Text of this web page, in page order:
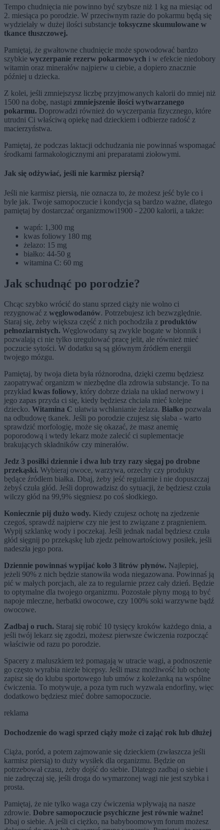
Tempo chudnięcia nie powinno być szybsze niż 1 kg na miesiąc od
2. miesiąca po porodzie. W przeciwnym razie do pokarmu będą się
wydzielały w dużej ilości substancje toksyczne skumulowane w
tkance tłuszczowej.
Pamiętaj, że gwałtowne chudnięcie może spowodować bardzo
szybkie wyczerpanie rezerw pokarmowych i w efekcie niedobory
witamin oraz minerałów najpierw u ciebie, a dopiero znacznie
później u dziecka.
Z kolei, jeśli zmniejszysz liczbę przyjmowanych kalorii do mniej niż
1500 na dobę, nastąpi zmniejszenie ilości wytwarzanego
pokarmu. Doprowadzi również do wyczerpania fizycznego, które
utrudni Ci właściwą opiekę nad dzieckiem i odbierze radość z
macierzyństwa.
Pamiętaj, że podczas laktacji odchudzania nie powinnaś wspomagać
środkami farmakologicznymi ani preparatami ziołowymi.
Jak się odżywiać, jeśli nie karmisz piersią?
Jeśli nie karmisz piersią, nie oznacza to, że możesz jeść byle co i
byle jak. Twoje samopoczucie i kondycja są bardzo ważne, dlatego
pamiętaj by dostarczać organizmowi1900 - 2200 kalorii, a także:
wapń: 1,300 mg
kwas foliowy 180 mg
żelazo: 15 mg
białko: 44-50 g
witamina C: 60 mg
Jak schudnąć po porodzie?
Chcąc szybko wrócić do stanu sprzed ciąży nie wolno ci
rezygnować z węglowodanów. Potrzebujesz ich bezwzględnie.
Staraj się, żeby większa część z nich pochodziła z produktów
pełnoziarnistych. Węglowodany są zwykle bogate w błonnik i
pozwalają ci nie tylko uregulować pracę jelit, ale również mieć
poczucie sytości. W dodatku są są głównym źródłem energii
twojego mózgu.
Pamiętaj, by twoja dieta była różnorodna, dzięki czemu będziesz
zaopatrywać organizm w niezbędne dla zdrowia substancje. To na
przykład kwas foliowy, który dobrze działa na układ nerwowy i
jego zapas przyda ci się, kiedy będziesz chciała mieć kolejne
dziecko. Witamina C ułatwia wchłanianie żelaza. Białko pozwala
na odbudowę tkanek. Jeśli po porodzie czujesz się słaba - warto
sprawdzić morfologię, może się okazać, że masz anemię
poporodową i wtedy lekarz może zalecić ci suplementacje
brakujących składników czy minerałów.
Jedz 3 posiłki dziennie i dwa lub trzy razy sięgaj po drobne
przekąski. Wybieraj owoce, warzywa, orzechy czy produkty
będące źródłem białka. Dbaj, żeby jeść regularnie i nie dopuszczaj
żebyś czuła głód. Jeśli doprowadzisz do sytuacji, że będziesz czuła
wilczy głód na 99,9% sięgniesz po coś słodkiego.
Koniecznie pij dużo wody. Kiedy czujesz ochotę na zjedzenie
czegoś, sprawdź najpierw czy nie jest to związane z pragnieniem.
Wypij szklankę wody i poczekaj. Jeśli jednak nadal będziesz czuła
głód sięgnij po przekąskę lub zjedz pełnowartościowy posiłek, jeśli
nadeszła jego pora.
Dziennie powinnaś wypijać koło 3 litrów płynów. Najlepiej,
jeżeli 90% z nich będzie stanowiła woda niegazowana. Powinnaś ją
pić w małych porcjach, ale za to regularnie przez cały dzień. Będzie
to optymalne dla twojego organizmu. Pozostałe płyny mogą to być
napoje mleczne, herbatki owocowe, czy 100% soki warzywne bądź
owocowe.
Zadbaj o ruch. Staraj się robić 10 tysięcy kroków każdego dnia, a
jeśli twój lekarz się zgodzi, możesz pierwsze ćwiczenia rozpocząć
właściwie od razu po porodzie.
Spacery z maluszkiem też pomagają w utracie wagi, a podnoszenie
go często wyrabia niezłe bicepsy. Jeśli masz możliwość lub ochotę
zapisz się do klubu sportowego lub umów z koleżanką na wspólne
ćwiczenia. To motywuje, a poza tym ruch wyzwala endorfiny, więc
dodatkowo będziesz mieć dobre samopoczucie.
reklama
Dochodzenie do wagi sprzed ciąży może ci zająć rok lub dłużej
Ciąża, poród, a potem zajmowanie się dzieckiem (zwłaszcza jeśli
karmisz piersią) to duży wysiłek dla organizmu. Będzie on
potrzebował czasu, żeby dojść do siebie. Dlatego zadbaj o siebie i
nie zadręczaj się, jeśli droga do wymarzonej wagi nie jest szybka i
prosta.
Pamiętaj, że nie tylko waga czy ćwiczenia wpływają na nasze
zdrowie. Dobre samopoczucie psychiczne jest równie ważne!
Dbaj o siebie. A jeśli ci ciężko, na babyboomowym forum możesz